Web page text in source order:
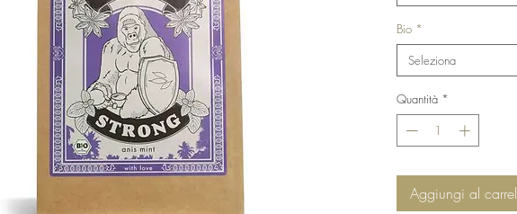
Bio *
Seleziona
Quantità *
Aggiungi al